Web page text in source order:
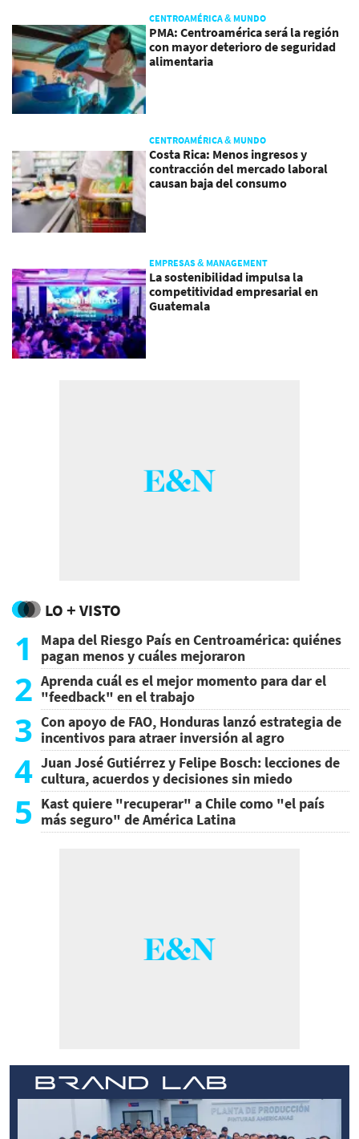
CENTROAMÉRICA & MUNDO
PMA: Centroamérica será la región
con mayor deterioro de seguridad
alimentaria
CENTROAMÉRICA & MUNDO
Costa Rica: Menos ingresos y
contracción del mercado laboral
causan baja del consumo
EMPRESAS & MANAGEMENT
La sostenibilidad impulsa la
competitividad empresarial en
Guatemala
LO + VISTO
1
Mapa del Riesgo País en Centroamérica: quiénes
pagan menos y cuáles mejoraron
2 Aprenda cuál es el mejor momento para dar el
"feedback" en el trabajo
3 Con apoyo de FAO, Honduras lanzó estrategia de
incentivos para atraer inversión al agro
4 Juan José Gutiérrez y Felipe Bosch: lecciones de
cultura, acuerdos y decisiones sin miedo
5 Kast quiere "recuperar" a Chile como "el país
más seguro" de América Latina